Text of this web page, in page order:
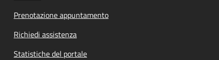
Prenotazione appuntamento
Richiedi assistenza
Statistiche del portale